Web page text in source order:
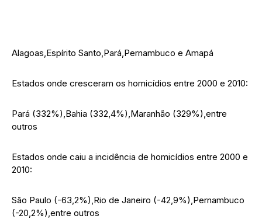
Alagoas,Espírito Santo,Pará,Pernambuco e Amapá
Estados onde cresceram os homicídios entre 2000 e 2010:
Pará (332%),Bahia (332,4%),Maranhão (329%),entre
outros
Estados onde caiu a incidência de homicídios entre 2000 e
2010:
São Paulo (-63,2%),Rio de Janeiro (-42,9%),Pernambuco
(-20,2%),entre outros